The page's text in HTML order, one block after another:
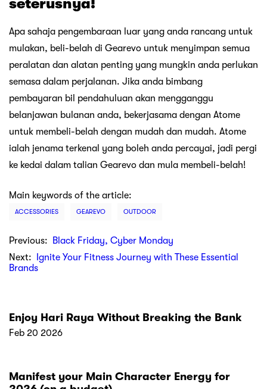
Enjoy Hari Raya Without Breaking the Bank
Feb 20 2026
Manifest your Main Character Energy for
2026 (on a budget)
Jan 19 2026
Celebrate This Merdeka the Smarter Way
Lokasi kami
Tentang Atome